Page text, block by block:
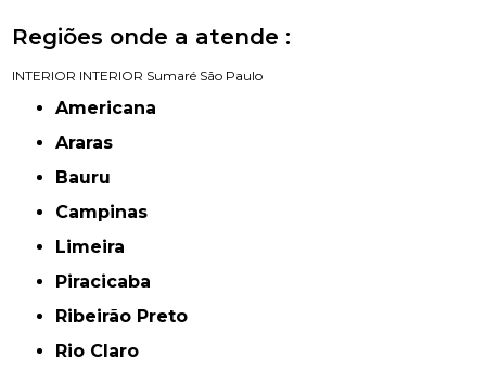
Regiões onde a atende :
INTERIOR INTERIOR Sumaré São Paulo
Americana
Araras
Bauru
Campinas
Limeira
Piracicaba
Ribeirão Preto
Rio Claro